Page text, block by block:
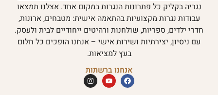
נגריה בקליק כל פתרונות הנגרות במקום אחד. אצלנו תמצאו
עבודות נגרות מקצועיות בהתאמה אישית: מטבחים, ארונות,
חדרי ילדים, ספריות, שולחנות ורהיטים ייחודיים לבית ולעסק.
עם ניסיון, יצירתיות ושירות אישי – אנחנו הופכים כל חלום
בעץ למציאות.
אנחנו ברשתות